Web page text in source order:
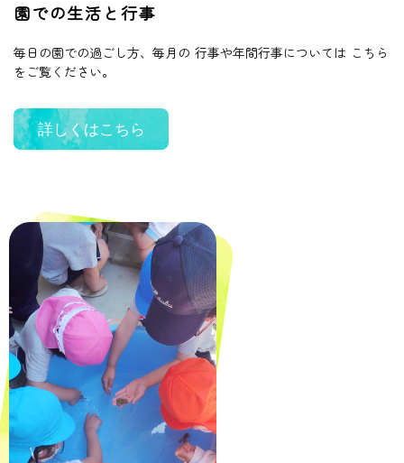
園での生活と行事
毎日の園での過ごし方、毎月の 行事や年間行事については こちら
をご覧ください。
詳しくはこちら